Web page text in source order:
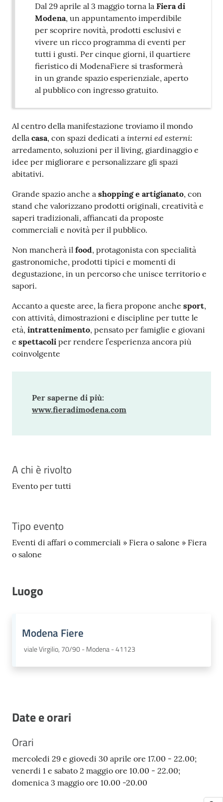
Dal 29 aprile al 3 maggio torna laFiera di
Modena, un appuntamento imperdibile
per scoprire novità, prodotti esclusivi e
vivere un ricco programma di eventi per
tutti i gusti. Per cinque giorni, il quartiere
fieristico di ModenaFiere si trasformerà
in un grande spazio esperienziale, aperto
al pubblico con ingresso gratuito.
Al centro della manifestazione troviamo il mondo
della casa, con spazi dedicati a interni ed esterni:
arredamento, soluzioni per il living, giardinaggio e
idee per migliorare e personalizzare gli spazi
abitativi.
Grande spazio anche a shopping e artigianato, con
stand che valorizzano prodotti originali, creatività e
saperi tradizionali, affiancati da proposte
commerciali e novità per il pubblico.
Non mancherà il food, protagonista con specialità
gastronomiche, prodotti tipici e momenti di
degustazione, in un percorso che unisce territorio e
sapori.
Accanto a queste aree, la fiera propone anche sport,
con attività, dimostrazioni e discipline per tutte le
età, intrattenimento, pensato per famiglie e giovani
e spettacoli per rendere l’esperienza ancora più
coinvolgente
Per saperne di più:
www.fieradimodena.com
A chi è rivolto
Evento per tutti
Tipo evento
Eventi di affari o commerciali » Fiera o salone » Fiera
o salone
Luogo
Modena Fiere
viale Virgilio, 70/90 - Modena - 41123
Date e orari
Orari
mercoledi 29 e giovedi 30 aprile ore 17.00 - 22.00;
venerdi 1 e sabato 2 maggio ore 10.00 - 22.00;
domenica 3 maggio ore 10.00 -20.00